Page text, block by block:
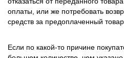
оплаты, или же потребовать
средств за предоплаченный
Если по какой-то причине